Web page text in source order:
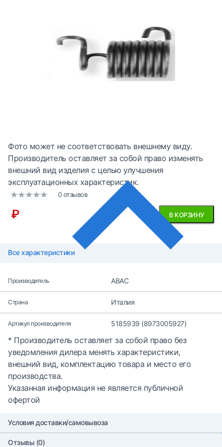
Фото может не соответствовать внешнему виду.
Производитель оставляет за собой право изменять
внешний вид изделия с целью улучшения
эксплуатационных характеристик.
0 отзывов
₽ В КОРЗИНУ
Все характеристики
Производитель ABAC
Страна Италия
Артикул производителя 5185939 (8973005927)
* Производитель оставляет за собой право без
уведомления дилера менять характеристики,
внешний вид, комплектацию товара и место его
производства.
Указанная информация не является публичной
офертой
Условия доставки/самовывоза
Отзывы (0)